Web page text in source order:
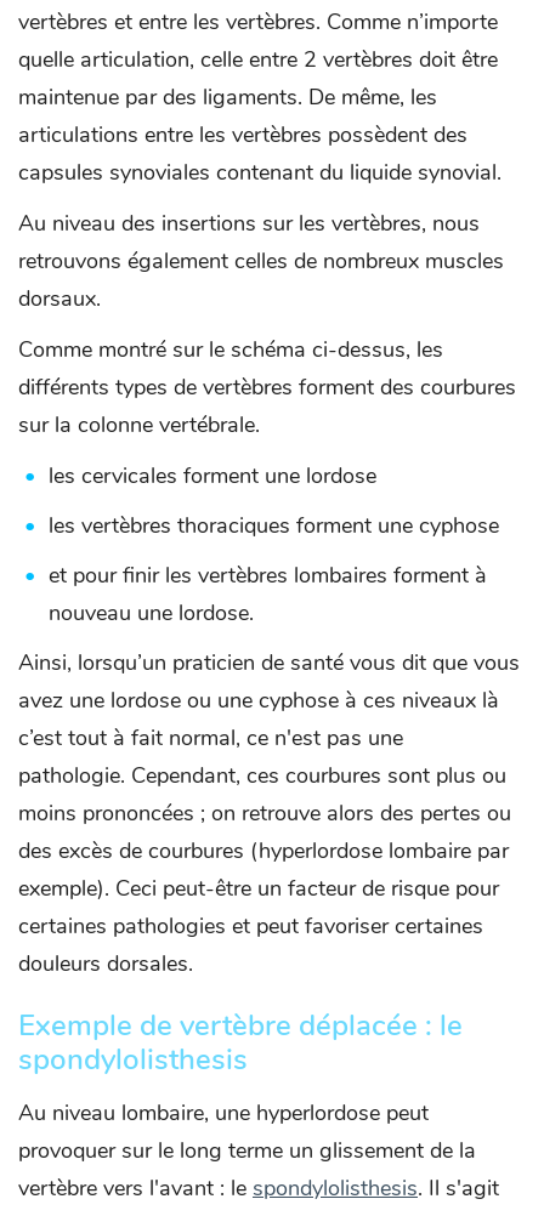
vertèbres et entre les vertèbres. Comme n’importe
quelle articulation, celle entre 2 vertèbres doit être
maintenue par des ligaments. De même, les
articulations entre les vertèbres possèdent des
capsules synoviales contenant du liquide synovial.
Au niveau des insertions sur les vertèbres, nous
retrouvons également celles de nombreux muscles
dorsaux.
Comme montré sur le schéma ci-dessus, les
différents types de vertèbres forment des courbures
sur la colonne vertébrale.
les cervicales forment une lordose
les vertèbres thoraciques forment une cyphose
et pour finir les vertèbres lombaires forment à
nouveau une lordose.
Ainsi, lorsqu’un praticien de santé vous dit que vous
avez une lordose ou une cyphose à ces niveaux là
c’est tout à fait normal, ce n'est pas une
pathologie. Cependant, ces courbures sont plus ou
moins prononcées ; on retrouve alors des pertes ou
des excès de courbures (hyperlordose lombaire par
exemple). Ceci peut-être un facteur de risque pour
certaines pathologies et peut favoriser certaines
douleurs dorsales.
Exemple de vertèbre déplacée : le
spondylolisthesis
Au niveau lombaire, une hyperlordose peut
provoquer sur le long terme un glissement de la
vertèbre vers l'avant : le spondylolisthesis. Il s'agit